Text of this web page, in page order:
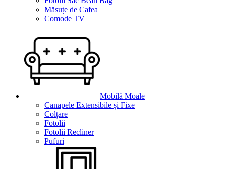
Măsuțe de Cafea
Comode TV
Mobilă Moale
Canapele Extensibile și Fixe
Colțare
Fotolii
Fotolii Recliner
Pufuri